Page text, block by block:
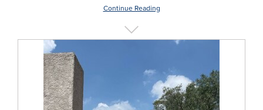
Continue Reading